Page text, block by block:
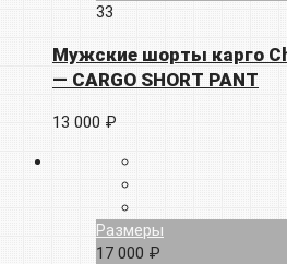
33
Мужские шорты карго
— CARGO SHORT PANT
13 000 ₽
Размеры
17 000 ₽